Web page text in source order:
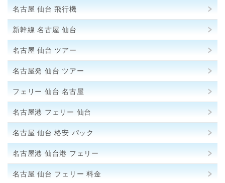
名古屋 仙台 飛行機
新幹線 名古屋 仙台
名古屋 仙台 ツアー
名古屋発 仙台 ツアー
フェリー 仙台 名古屋
名古屋港 フェリー 仙台
名古屋 仙台 格安 パック
名古屋港 仙台港 フェリー
名古屋 仙台 フェリー 料金